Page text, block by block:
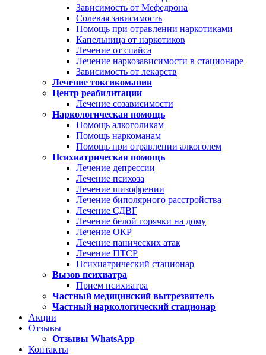
Зависимость от Мефедрона
Солевая зависимость
Помощь при отравлении наркотиками
Капельница от наркотиков
Лечение от спайса
Лечение наркозависимости в стационаре
Зависимость от лекарств
Лечение токсикомании
Центр реабилитации
Лечение созависимости
Наркологическая помощь
Помощь алкоголикам
Помощь наркоманам
Помощь при отравлении алкоголем
Психиатрическая помощь
Лечение депрессии
Лечение психоза
Лечение шизофрении
Лечение биполярного расстройства
Лечение СДВГ
Лечение белой горячки на дому
Лечение ОКР
Лечение панических атак
Лечение ПТСР
Психиатрический стационар
Вызов психиатра
Прием психиатра
Частный медицинский вытрезвитель
Частный наркологический стационар
Акции
Отзывы
Отзывы WhatsApp
Контакты